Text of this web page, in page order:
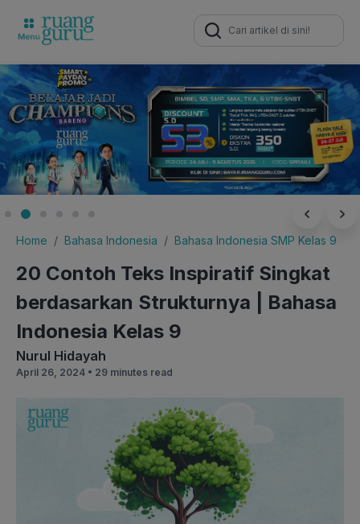
Search
for:
Home Bahasa Indonesia Bahasa Indonesia SMP Kelas 9
20 Contoh Teks Inspiratif Singkat
berdasarkan Strukturnya | Bahasa
Indonesia Kelas 9
Nurul Hidayah
April 26, 2024 • 29 minutes read